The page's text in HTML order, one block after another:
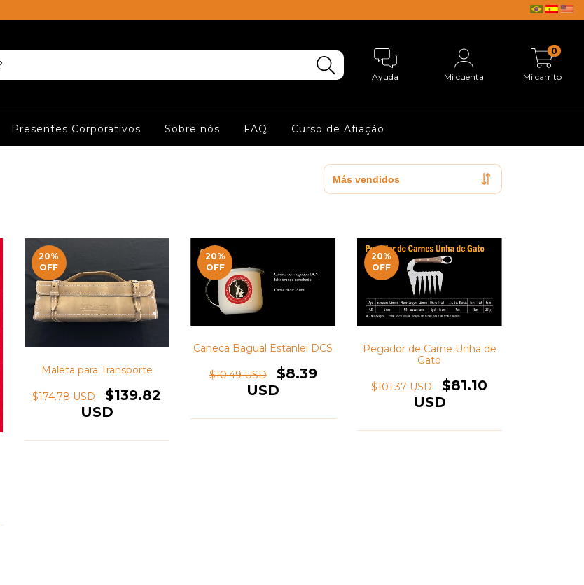
Ayuda Mi cuenta Mi carrito
0
Presentes Corporativos Sobre nós FAQ Curso de Afiação
20%
OFF
Maleta para Transporte
$174.78 USD
$139.82
USD
20%
OFF
Caneca Bagual Estanlei DCS
$10.49 USD
$8.39
USD
20%
OFF
Pegador de Carne Unha de
Gato
$101.37 USD
$81.10
USD